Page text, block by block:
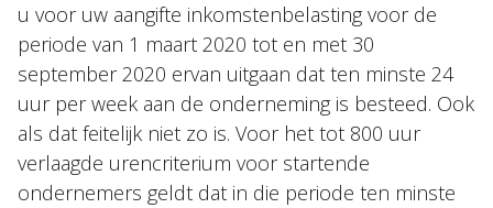
u voor uw aangifte inkomstenbelasting voor de
periode van 1 maart 2020 tot en met 30
september 2020 ervan uitgaan dat ten minste 24
uur per week aan de onderneming is besteed. Ook
als dat feitelijk niet zo is. Voor het tot 800 uur
verlaagde urencriterium voor startende
ondernemers geldt dat in die periode ten minste